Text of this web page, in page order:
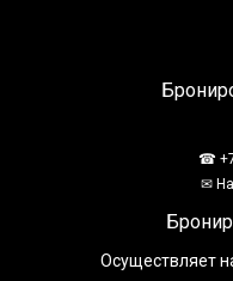
☎
✉
Осуществляет